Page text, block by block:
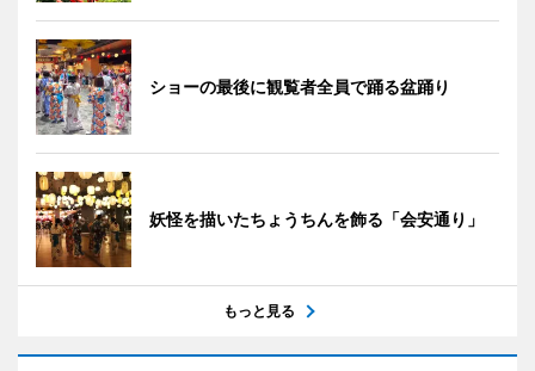
ショーの最後に観覧者全員で踊る盆踊り
妖怪を描いたちょうちんを飾る「会安通り」
もっと見る